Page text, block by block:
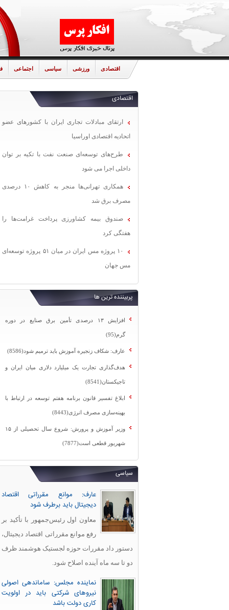
اقتصادی ورزشی سیاسی اجتماعی
اقتصادی
ارتقای مبادلات تجاری ایران با کشورهای عضو
اتحادیه اقتصادی اوراسیا
طرح‌های توسعه‌ای صنعت نفت با تکیه بر توان
داخلی اجرا می شود
همکاری تهرانی‌ها منجر به کاهش ۱۰ درصدی
مصرف برق شد
صندوق بیمه کشاورزی پرداخت غرامت‌ها را
هفتگی کرد
۱۰ پروژه مس ایران در میان ۵۱ پروژه توسعه‌ای
مس جهان
پربیننده ترین ها
افزایش ۱۳ درصدی تأمین برق صنایع در دوره
گرم(95)
عارف: شکاف زنجیره آموزش باید ترمیم شود(8586)
هدف‌گذاری تجارت یک میلیارد دلاری میان ایران و
تاجیکستان(8541)
ابلاغ تفسیر قانون برنامه هفتم توسعه در ارتباط با
بهینه‌سازی مصرف انرژی(8443)
وزیر آموزش و پرورش: شروع سال تحصیلی از ۱۵
شهریور قطعی است(7877)
سیاسی
عارف: موانع مقرراتی اقتصاد
دیجیتال باید برطرف شود
معاون اول رئیس‌جمهور با تأکید بر
رفع موانع مقرراتی اقتصاد دیجیتال،
دستور داد مقررات حوزه لجستیک هوشمند ظرف
دو تا سه ماه آینده اصلاح شود.
نماینده مجلس: ساماندهی اصولی
نیروهای شرکتی باید در اولویت
کاری دولت باشد